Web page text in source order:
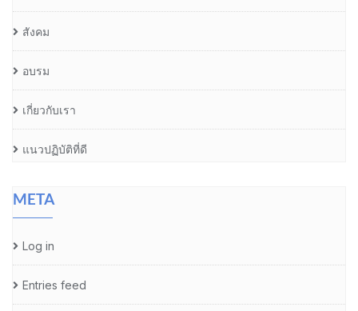
สังคม
อบรม
เกี่ยวกับเรา
แนวปฏิบัติที่ดี
META
Log in
Entries feed